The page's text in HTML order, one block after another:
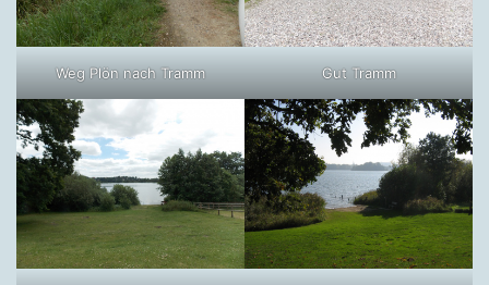
Weg Plön nach Tramm Gut Tramm